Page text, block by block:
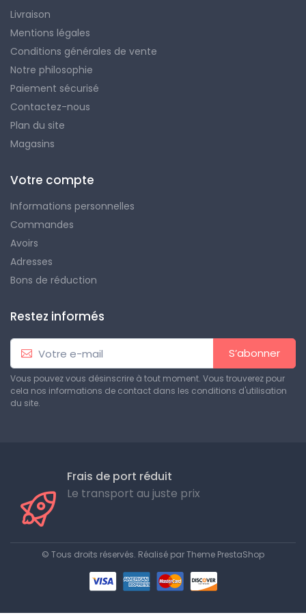
Livraison
Mentions légales
Conditions générales de vente
Notre philosophie
Paiement sécurisé
Contactez-nous
Plan du site
Magasins
Votre compte
Informations personnelles
Commandes
Avoirs
Adresses
Bons de réduction
Restez informés
S’abonner
Vous pouvez vous désinscrire à tout moment. Vous trouverez pour
cela nos informations de contact dans les conditions d'utilisation
du site.
Frais de port réduit
Le transport au juste prix
© Tous droits réservés. Réalisé parTheme PrestaShop